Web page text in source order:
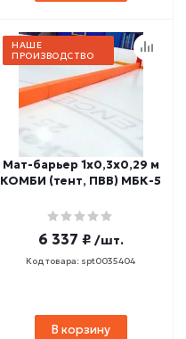
НАШЕ
ПРОИЗВОДСТВО
Мат-барьер 1х0,3х0,29 м
КОМБИ (тент, ПВВ) МБК-5
6 337 ₽ /шт.
Код товара: spt0035404
В корзину